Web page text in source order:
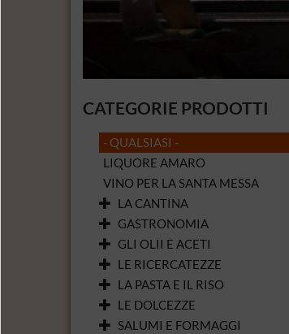
CATEGORIE PRODOTTI
- QUALSIASI -
LIQUORE AMARO
VINO PER LA SANTA MESSA
LA CANTINA
GASTRONOMIA
GLI OLII E ACETI
LE RICERCATEZZE
LA PASTA E IL RISO
LE DOLCEZZE
SALUMI E FORMAGGI